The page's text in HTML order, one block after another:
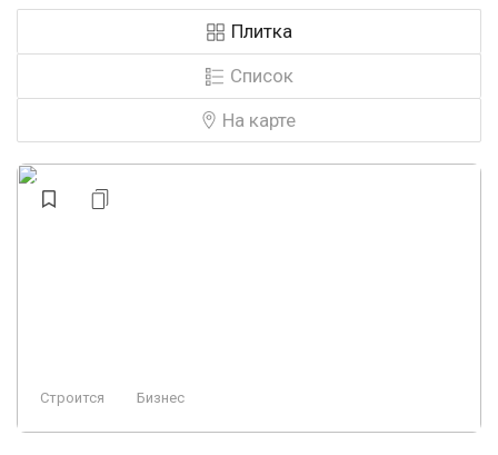
Возле метро
Панорамные окна Строится
Видеонаблюдение Бизнес У леса
Премиум Заморожен
Плитка
Список
На карте
Строится Бизнес